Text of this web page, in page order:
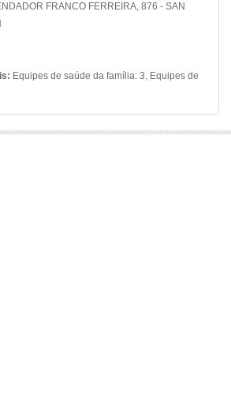
FRANCO FERREIRA, 876 - SAN
Equipes de saúde da família: 3, Equipes de